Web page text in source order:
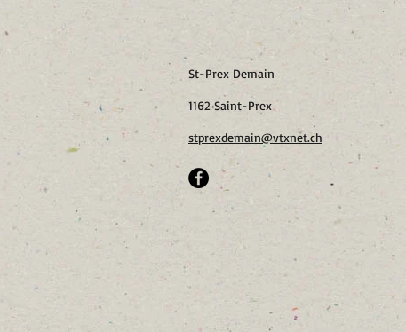
St-Prex Demain
1162 Saint-Prex
stprexdemain@vtxnet.ch